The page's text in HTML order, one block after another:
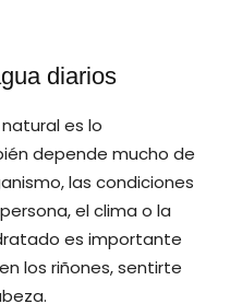
diarios
es lo
depende mucho de
las condiciones
el clima o la
es importante
los riñones, sentirte